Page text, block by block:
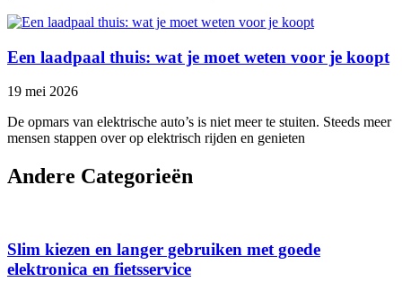
Een laadpaal thuis: wat je moet weten voor je koopt
19 mei 2026
De opmars van elektrische auto’s is niet meer te stuiten. Steeds meer
mensen stappen over op elektrisch rijden en genieten
Andere Categorieën
Slim kiezen en langer gebruiken met goede
elektronica en fietsservice